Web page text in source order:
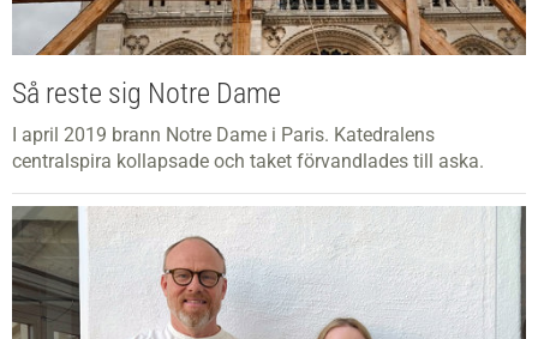
Så reste sig Notre Dame
I april 2019 brann Notre Dame i Paris. Katedralens
centralspira kollapsade och taket förvandlades till aska.